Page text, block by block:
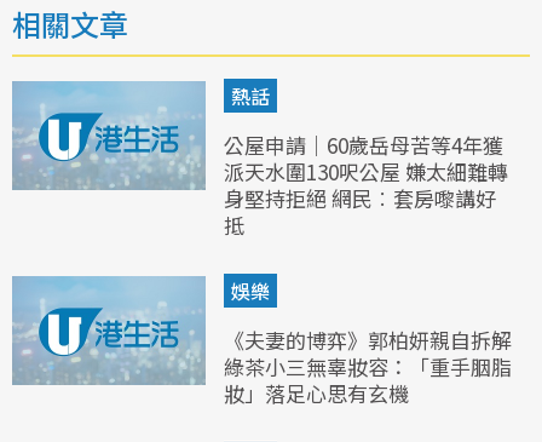
相關文章
熱話
公屋申請｜60歲岳母苦等4年獲
派天水圍130呎公屋 嫌太細難轉
身堅持拒絕 網民︰套房嚟講好
抵
娛樂
《夫妻的博弈》郭柏妍親自拆解
綠茶小三無辜妝容：「重手胭脂
妝」落足心思有玄機